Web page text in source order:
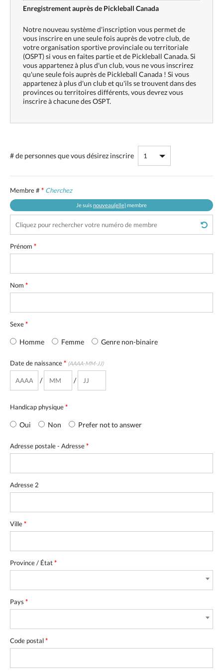
Enregistrement auprès de Pickleball Canada
Notre nouveau système d'inscription vous permet de
vous inscrire en une seule fois auprès de votre club, de
votre organisation sportive provinciale ou territoriale
(OSPT) si vous en faites partie et de Pickleball Canada. Si
vous appartenez à plus d'un club, vous ne vous inscrirez
qu'une seule fois auprès de Pickleball Canada ! Si vous
appartenez à plus d'un club et qu'ils se trouvent dans des
provinces ou territoires différents, vous devrez vous
inscrire à chacune des OSPT.
# de personnesque vous désirez inscrire
Membre # * Cherchez
Je suisnouveau(elle)membre
Prénom *
Nom *
Sexe*
Homme Femme Genre non-binaire
Date de naissance* (AAAA-MM-JJ)
/ /
Handicap physique*
Oui Non Prefer not to answer
Adresse postale - Adresse*
Adresse 2
Ville*
Province / État*
Pays *
Code postal*